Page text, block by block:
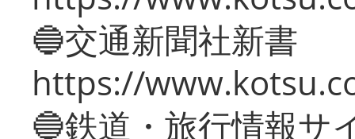
🔵交通新聞社新書
https://
🔵鉄道・旅行情報サ